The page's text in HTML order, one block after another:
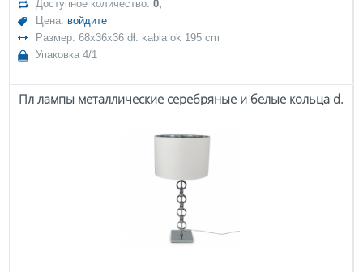
Доступное количество:0,
Цена: войдите
Размер: 68x36x36 dł. kabla ok 195 cm
Упаковка 4/1
Пл лампы металлические серебряные и белые кольца d.